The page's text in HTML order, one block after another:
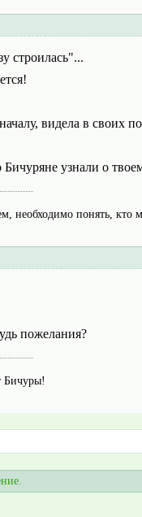
строилась"...
видела в своих
узнали о
необходимо понять,
пожелания?
Бичуры!